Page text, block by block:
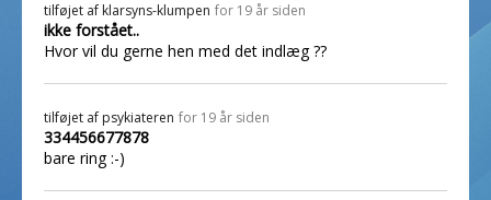
tilføjet af klarsyns-klumpen for 19 år siden
ikke forstået..
Hvor vil du gerne hen med det indlæg ??
tilføjet af psykiateren for 19 år siden
334456677878
bare ring :-)